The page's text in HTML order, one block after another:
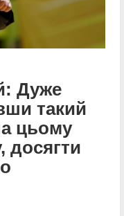
Дуже
такий
цьому
досягти